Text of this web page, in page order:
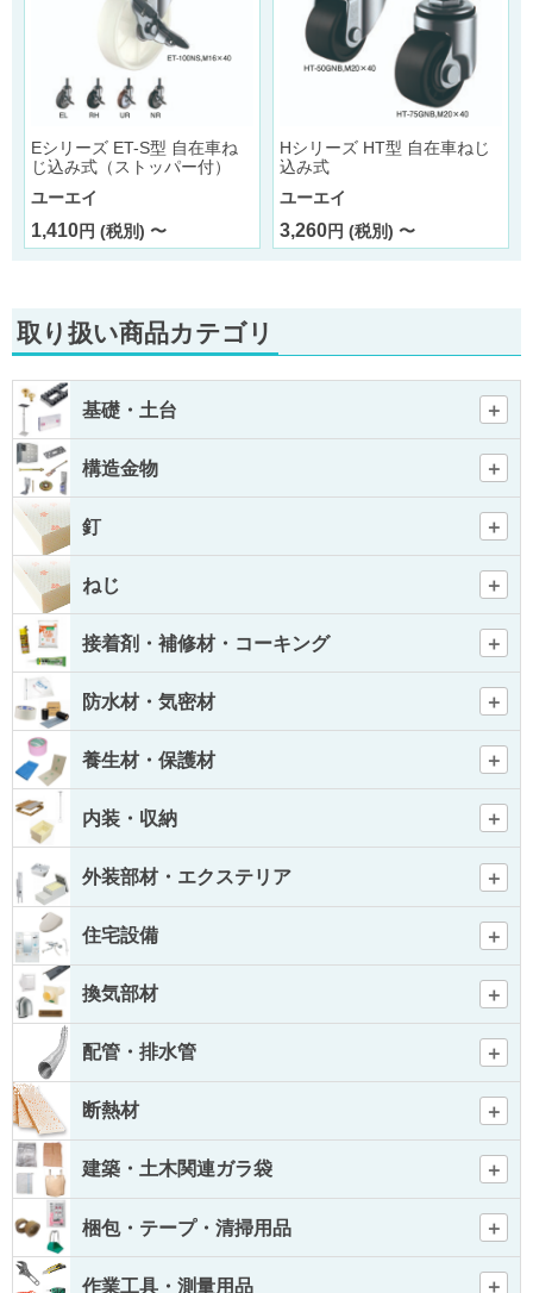
Eシリーズ ET-S型 自在車ね
じ込み式（ストッパー付）
ユーエイ
1,410円 (税別) 〜
Hシリーズ HT型 自在車ねじ
込み式
ユーエイ
3,260円 (税別) 〜
取り扱い商品カテゴリ
基礎・土台
構造金物
釘
ねじ
接着剤・補修材・コーキング
防水材・気密材
養生材・保護材
内装・収納
外装部材・エクステリア
住宅設備
換気部材
配管・排水管
断熱材
建築・土木関連ガラ袋
梱包・テープ・清掃用品
作業工具・測量用品